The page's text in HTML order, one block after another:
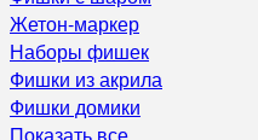
Жетон-маркер
Наборы фишек
Фишки из акрила
Фишки домики